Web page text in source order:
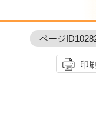
ページ
印刷